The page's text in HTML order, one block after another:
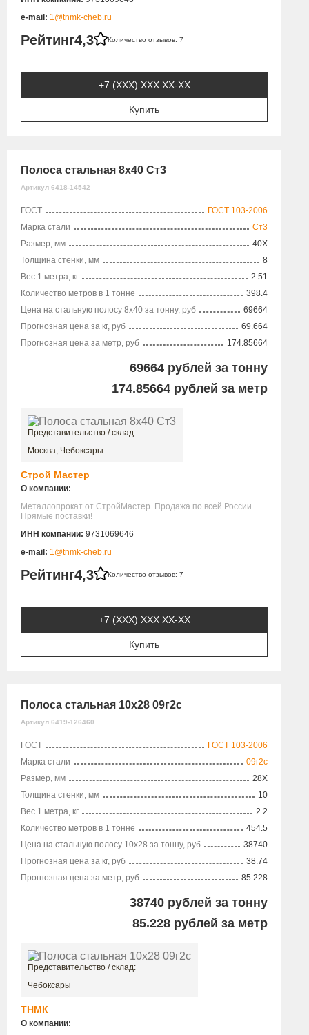
e-mail: 1@tnmk-cheb.ru
Рейтинг4,3 Количество отзывов: 7
+7 (XXX) ХХХ ХХ-ХХ
Купить
Полоса стальная 8х40 Ст3
Артикул 6418-14542
ГОСТ
ГОСТ 103-2006
Марка стали
Ст3
Размер, мм
40X
Толщина стенки, мм
8
Вес 1 метра, кг
2.51
Количество метров в 1 тонне
398.4
Цена на стальную полосу 8х40 за тонну, руб
69664
Прогнозная цена за кг, руб
69.664
Прогнозная цена за метр, руб
174.85664
69664 рублей за тонну
174.85664 рублей за метр
Представительство / склад:
Москва, Чебоксары
Строй Мастер
О компании:
Металлопрокат от СтройМастер. Продажа по всей России.
Прямые поставки!
ИНН компании: 9731069646
e-mail: 1@tnmk-cheb.ru
Рейтинг4,3 Количество отзывов: 7
+7 (XXX) ХХХ ХХ-ХХ
Купить
Полоса стальная 10х28 09г2с
Артикул 6419-126460
ГОСТ
ГОСТ 103-2006
Марка стали
09г2с
Размер, мм
28X
Толщина стенки, мм
10
Вес 1 метра, кг
2.2
Количество метров в 1 тонне
454.5
Цена на стальную полосу 10х28 за тонну, руб
38740
Прогнозная цена за кг, руб
38.74
Прогнозная цена за метр, руб
85.228
38740 рублей за тонну
85.228 рублей за метр
Представительство / склад:
Чебоксары
ТНМК
О компании: